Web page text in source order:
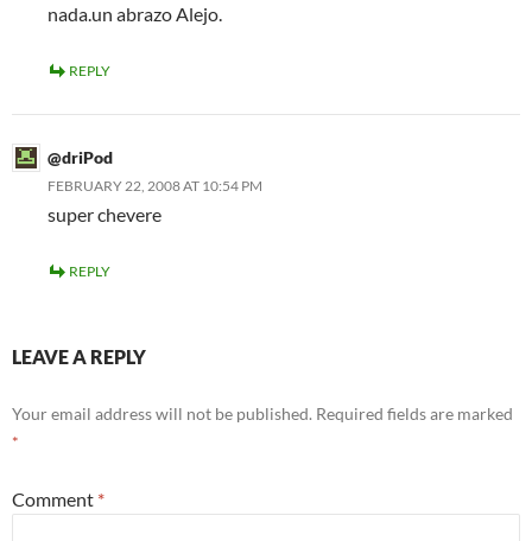
nada.un abrazo Alejo.
REPLY
@driPod
FEBRUARY 22, 2008 AT 10:54 PM
super chevere
REPLY
LEAVE A REPLY
Your email address will not be published. Required fields are marked
*
Comment *